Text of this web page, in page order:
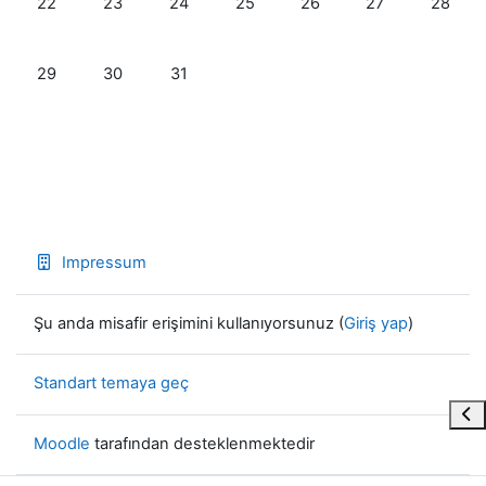
Etkinlik yok, Pazartesi, 29 Aralık
29 Etkinlik yok, Salı, 30 Aralık
30 Etkinlik yok, Çarşamba, 31 Aralık
31
Impressum
Şu anda misafir erişimini kullanıyorsunuz (Giriş yap)
Standart temaya geç
Moodle tarafından desteklenmektedir